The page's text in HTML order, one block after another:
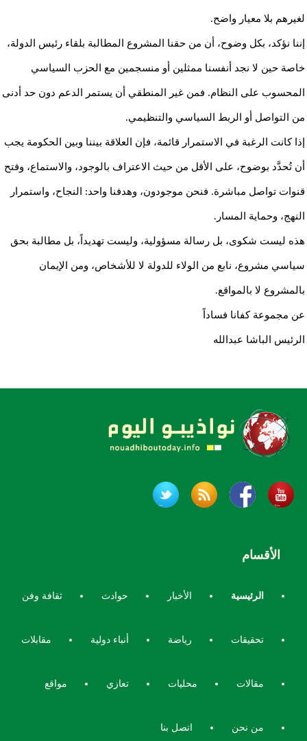
لغيرهم بلا معيار واضح.
إننا نؤكد، بكل وضوح، أن من حقنا المشروع المطالبة بلقاء رئيس الدولة،
خاصة حين لا نجد أنفسنا ممثلين أو منسجمين مع الحزب السياسي
المحسوب على النظام. فمن غير المنطقي أن يستمر الدعم دون حد أدنى
من التواصل أو الربط السياسي والتنظيمي.
إذا كانت الرغبة في الاستمرار قائمة، فإن العلاقة بيننا وبين الحكومة يجب
أن تُحدَّد بوضوح، على الأقل من حيث الاعتراف بالوجود، والاستماع، وفتح
قنوات تواصل مباشرة. فنحن موجودون، وهدفنا واحد: النجاح، واستمرار
النهج، وحماية المسار.
هذه ليست شكوى، بل رسالة مسؤولية، وليست تهديداً، بل مطالبة بحق
سياسي مشروع، نابع من الولاء للدولة لا للأشخاص، ومن الإيمان
بالمشروع لا بالمواقع.
عن مجموعة كفانا فساداً
الرئيس الباشا عبدالله
الأقسام
الرئيسية الأخبار حوادث ثقافة وفن
تحقيقات رياضة أنباء دولية مقابلات
مقالات محليات تعازي مواقع
من نحن اتصل بنا